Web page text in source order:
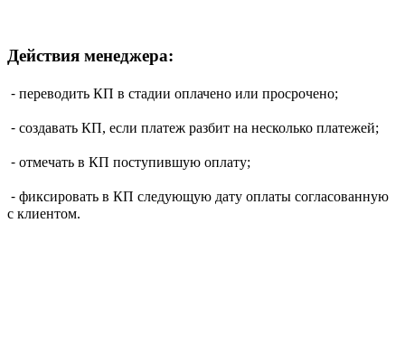
Действия менеджера:
⁃ переводить КП в стадии оплачено или просрочено;
⁃ создавать КП, если платеж разбит на несколько платежей;
⁃ отмечать в КП поступившую оплату;
⁃ фиксировать в КП следующую дату оплаты согласованную
с клиентом.